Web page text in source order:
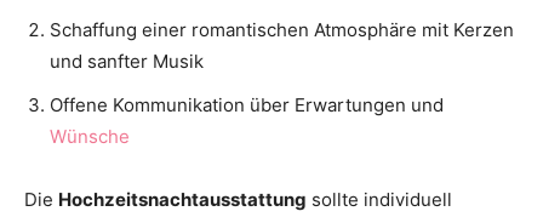
Schaffung einer romantischen Atmosphäre mit Kerzen
und sanfter Musik
Offene Kommunikation über Erwartungen und
Wünsche
Die Hochzeitsnachtausstattung sollte individuell